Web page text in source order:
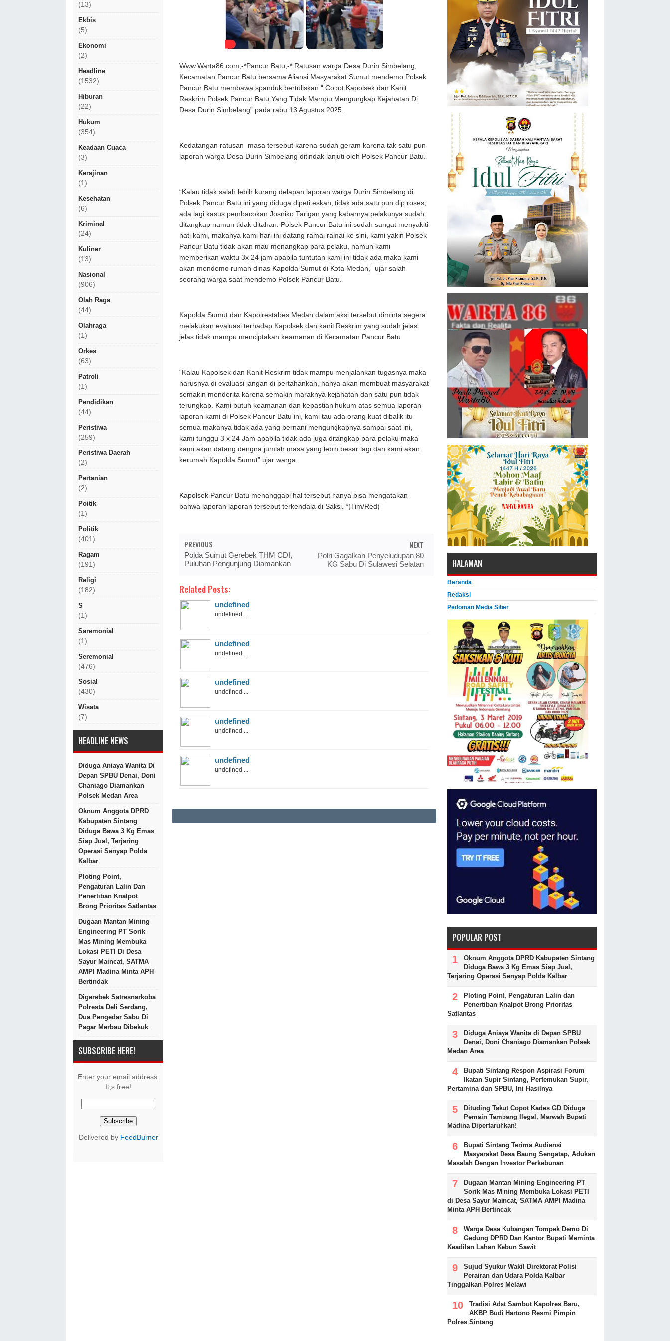
(13)
Ekbis
(5)
Ekonomi
(2)
Headline
(1532)
Hiburan
(22)
Hukum
(354)
Keadaan Cuaca
(3)
Kerajinan
(1)
Kesehatan
(6)
Kriminal
(24)
Kuliner
(13)
Nasional
(906)
Olah Raga
(44)
Olahraga
(1)
Orkes
(63)
Patroli
(1)
Pendidikan
(44)
Peristiwa
(259)
Peristiwa Daerah
(2)
Pertanian
(2)
Poitik
(1)
Politik
(401)
Ragam
(191)
Religi
(182)
S
(1)
Saremonial
(1)
Seremonial
(476)
Sosial
(430)
Wisata
(7)
HEADLINE NEWS
Diduga Aniaya Wanita Di
Depan SPBU Denai, Doni
Chaniago Diamankan
Polsek Medan Area
Oknum Anggota DPRD
Kabupaten Sintang
Diduga Bawa 3 Kg Emas
Siap Jual, Terjaring
Operasi Senyap Polda
Kalbar
Ploting Point,
Pengaturan Lalin Dan
Penertiban Knalpot
Brong Prioritas Satlantas
Dugaan Mantan Mining
Engineering PT Sorik
Mas Mining Membuka
Lokasi PETI Di Desa
Sayur Maincat, SATMA
AMPI Madina Minta APH
Bertindak
Digerebek Satresnarkoba
Polresta Deli Serdang,
Dua Pengedar Sabu Di
Pagar Merbau Dibekuk
SUBSCRIBE HERE!
Enter your email address.
It;s free!
Delivered by FeedBurner
Www.Warta86.com,-*Pancur Batu,-* Ratusan warga Desa Durin Simbelang,
Kecamatan Pancur Batu bersama Aliansi Masyarakat Sumut mendemo Polsek
Pancur Batu membawa spanduk bertuliskan “ Copot Kapolsek dan Kanit
Reskrim Polsek Pancur Batu Yang Tidak Mampu Mengungkap Kejahatan Di
Desa Durin Simbelang” pada rabu 13 Agustus 2025.
Kedatangan ratusan masa tersebut karena sudah geram karena tak satu pun
laporan warga Desa Durin Simbelang ditindak lanjuti oleh Polsek Pancur Batu.
“Kalau tidak salah lebih kurang delapan laporan warga Durin Simbelang di
Polsek Pancur Batu ini yang diduga dipeti eskan, tidak ada satu pun dip roses,
ada lagi kasus pembacokan Josniko Tarigan yang kabarnya pelakunya sudah
ditangkap namun tidak ditahan. Polsek Pancur Batu ini sudah sangat menyakiti
hati kami, makanya kami hari ini datang ramai ramai ke sini, kami yakin Polsek
Pancur Batu tidak akan mau menangkap para pelaku, namun kami
memberikan waktu 3x 24 jam apabila tuntutan kami ini tidak ada maka kami
akan mendemo rumah dinas Kapolda Sumut di Kota Medan,” ujar salah
seorang warga saat mendemo Polsek Pancur Batu.
Kapolda Sumut dan Kapolrestabes Medan dalam aksi tersebut diminta segera
melakukan evaluasi terhadap Kapolsek dan kanit Reskrim yang sudah jelas
jelas tidak mampu menciptakan keamanan di Kecamatan Pancur Batu.
“Kalau Kapolsek dan Kanit Reskrim tidak mampu menjalankan tugasnya maka
harusnya di evaluasi jangan di pertahankan, hanya akan membuat masyarakat
semakin menderita karena semakin maraknya kejahatan dan satu pun tidak
terungkap. Kami butuh keamanan dan kepastian hukum atas semua laporan
laporan kami di Polsek Pancur Batu ini, kami tau ada orang kuat dibalik itu
semua makanya tidak ada yang bernani mengungkapnya sampai saat ini,
kami tunggu 3 x 24 Jam apabila tidak ada juga ditangkap para pelaku maka
kami akan datang dengna jumlah masa yang lebih besar lagi dan kami akan
kerumah Kapolda Sumut” ujar warga
Kapolsek Pancur Batu menanggapi hal tersebut hanya bisa mengatakan
bahwa laporan laporan tersebut terkendala di Saksi. *(Tim/Red)
PREVIOUS
Polda Sumut Gerebek THM CDI,
Puluhan Pengunjung Diamankan
NEXT
Polri Gagalkan Penyeludupan 80
KG Sabu Di Sulawesi Selatan
Related Posts:
undefined
undefined ...
undefined
undefined ...
undefined
undefined ...
undefined
undefined ...
undefined
undefined ...
HALAMAN
Beranda
Redaksi
Pedoman Media Siber
POPULAR POST
Oknum Anggota DPRD Kabupaten Sintang
Diduga Bawa 3 Kg Emas Siap Jual,
Terjaring Operasi Senyap Polda Kalbar
Ploting Point, Pengaturan Lalin dan
Penertiban Knalpot Brong Prioritas
Satlantas
Diduga Aniaya Wanita di Depan SPBU
Denai, Doni Chaniago Diamankan Polsek
Medan Area
Bupati Sintang Respon Aspirasi Forum
Ikatan Supir Sintang, Pertemukan Supir,
Pertamina dan SPBU, Ini Hasilnya
Dituding Takut Copot Kades GD Diduga
Pemain Tambang Ilegal, Marwah Bupati
Madina Dipertaruhkan!
Bupati Sintang Terima Audiensi
Masyarakat Desa Baung Sengatap, Adukan
Masalah Dengan Investor Perkebunan
Dugaan Mantan Mining Engineering PT
Sorik Mas Mining Membuka Lokasi PETI
di Desa Sayur Maincat, SATMA AMPI Madina
Minta APH Bertindak
Warga Desa Kubangan Tompek Demo Di
Gedung DPRD Dan Kantor Bupati Meminta
Keadilan Lahan Kebun Sawit
Sujud Syukur Wakil Direktorat Polisi
Perairan dan Udara Polda Kalbar
Tinggalkan Polres Melawi
Tradisi Adat Sambut Kapolres Baru,
AKBP Budi Hartono Resmi Pimpin
Polres Sintang